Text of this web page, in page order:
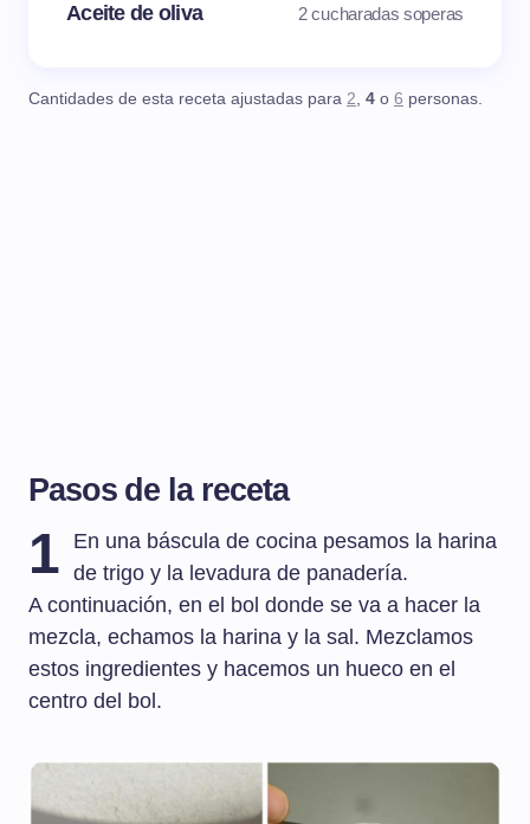
Aceite de oliva 2 cucharadas soperas
Cantidades de esta receta ajustadas para 2, 4 o 6 personas.
Pasos de la receta
1
En una báscula de cocina pesamos la harina
de trigo y la levadura de panadería.
A continuación, en el bol donde se va a hacer la
mezcla, echamos la harina y la sal. Mezclamos
estos ingredientes y hacemos un hueco en el
centro del bol.